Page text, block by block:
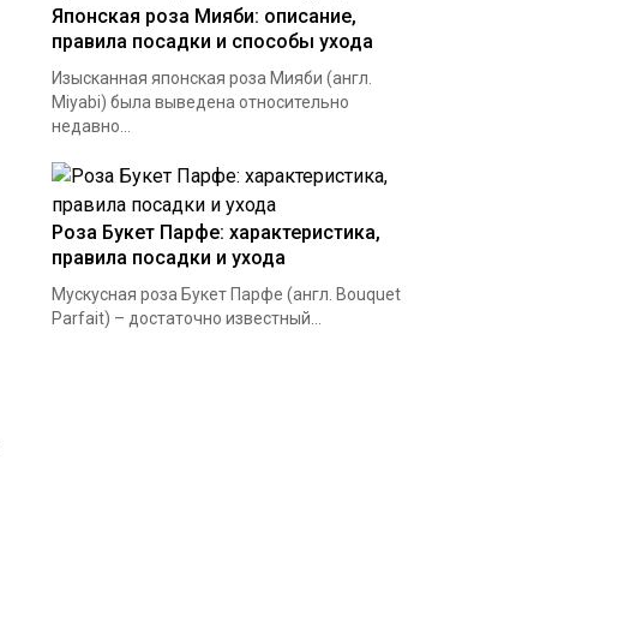
Японская роза Мияби: описание,
правила посадки и способы ухода
Изысканная японская роза Мияби (англ.
Miyabi) была выведена относительно
недавно...
Роза Букет Парфе: характеристика,
правила посадки и ухода
Мускусная роза Букет Парфе (англ. Bouquet
Parfait) – достаточно известный...